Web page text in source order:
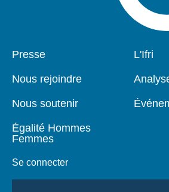
Pied
Presse
Nous rejoindre
Nous soutenir
Égalité Hommes
Femmes
Se connecter
L'Ifri